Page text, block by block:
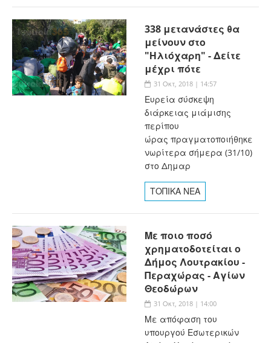
338 μετανάστες θα
μείνουν στο
"Ηλιόχαρη" - Δείτε
μέχρι πότε
31 Οκτ, 2018 | 14:57
Ευρεία σύσκεψη
διάρκειας μιάμισης
περίπου
ώρας πραγματοποιήθηκε
νωρίτερα σήμερα (31/10)
στο Δημαρ
ΤΟΠΙΚΑ ΝΕΑ
Με ποιο ποσό
χρηματοδοτείται ο
Δήμος Λουτρακίου -
Περαχώρας - Αγίων
Θεοδώρων
31 Οκτ, 2018 | 14:00
Με απόφαση του
υπουργού Εσωτερικών